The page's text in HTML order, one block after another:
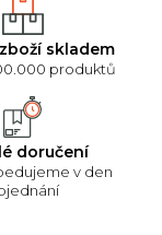
skladem
produktů
doručení
v den